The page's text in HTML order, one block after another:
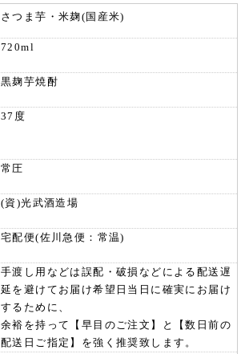
さつま芋・米麹(国産米)
720ml
黒麹芋焼酎
37度
常圧
(資)光武酒造場
宅配便(佐川急便：常温)
手渡し用などは誤配・破損などによる配送遅
延を避けてお届け希望日当日に確実にお届け
するために、
余裕を持って【早目のご注文】と【数日前の
配送日ご指定】を強く推奨致します。